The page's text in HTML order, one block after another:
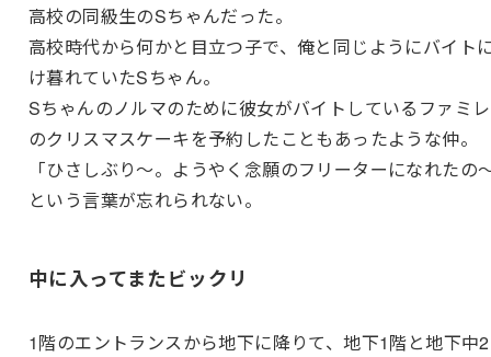
高校の同級生のSちゃんだった。
高校時代から何かと目立つ子で、俺と同じようにバイト
け暮れていたSちゃん。
Sちゃんのノルマのために彼女がバイトしているファミ
のクリスマスケーキを予約したこともあったような仲。
「ひさしぶり～。ようやく念願のフリーターになれたの
という言葉が忘れられない。
中に入ってまたビックリ
1階のエントランスから地下に降りて、地下1階と地下中